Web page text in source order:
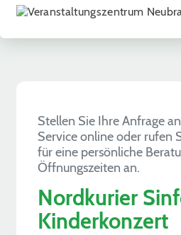
Stellen Sie Ihre Anfrage
Service online oder rufen
für eine persönliche
Öffnungszeiten an.
Nordkurier
Kinderkonzert